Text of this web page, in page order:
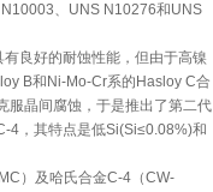
、UNS N10276和UNS
良好的耐蚀性能，但由于高镍
B和Ni-Mo-Cr系的Hasloy C合
服晶间腐蚀，于是推出了第二代
，其特点是低Si(Si≤0.08%)和
）及哈氏合金C-4（CW-